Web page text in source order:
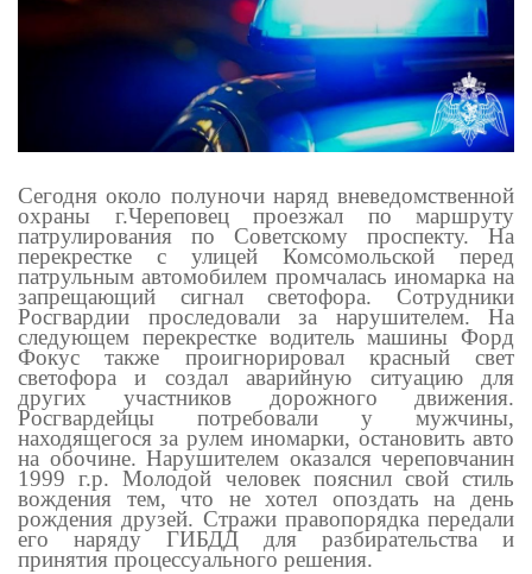
Сегодня около полуночи наряд вневедомственной
охраны г.Череповец проезжал по маршруту
патрулирования по Советскому проспекту. На
перекрестке с улицей Комсомольской перед
патрульным автомобилем промчалась иномарка на
запрещающий сигнал светофора. Сотрудники
Росгвардии проследовали за нарушителем. На
следующем перекрестке водитель машины Форд
Фокус также проигнорировал красный свет
светофора и создал аварийную ситуацию для
других участников дорожного движения.
Росгвардейцы потребовали у мужчины,
находящегося за рулем иномарки, остановить авто
на обочине. Нарушителем оказался череповчанин
1999 г.р. Молодой человек пояснил свой стиль
вождения тем, что не хотел опоздать на день
рождения друзей. Стражи правопорядка передали
его наряду ГИБДД для разбирательства и
принятия процессуального решения.